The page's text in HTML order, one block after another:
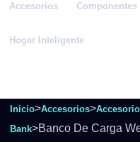
Accesorios Componentes
Hogar Inteligente
Inicio>Accesorios>
Bank>Banco De Carga